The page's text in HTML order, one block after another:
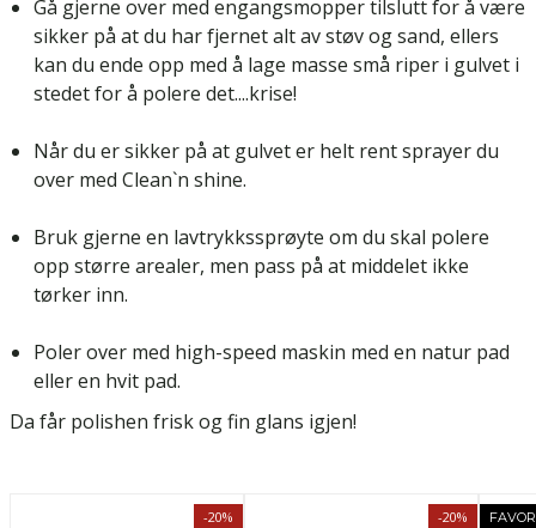
Gå gjerne over med engangsmopper tilslutt for å være
sikker på at du har fjernet alt av støv og sand, ellers
kan du ende opp med å lage masse små riper i gulvet i
stedet for å polere det....krise!
Når du er sikker på at gulvet er helt rent sprayer du
over med Clean`n shine.
Bruk gjerne en lavtrykkssprøyte om du skal polere
opp større arealer, men pass på at middelet ikke
tørker inn.
Poler over med high-speed maskin med en natur pad
eller en hvit pad.
Da får polishen frisk og fin glans igjen!
-20% -20%